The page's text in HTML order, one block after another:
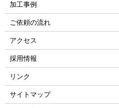
加工事例
ご依頼の流れ
アクセス
採用情報
リンク
サイトマップ